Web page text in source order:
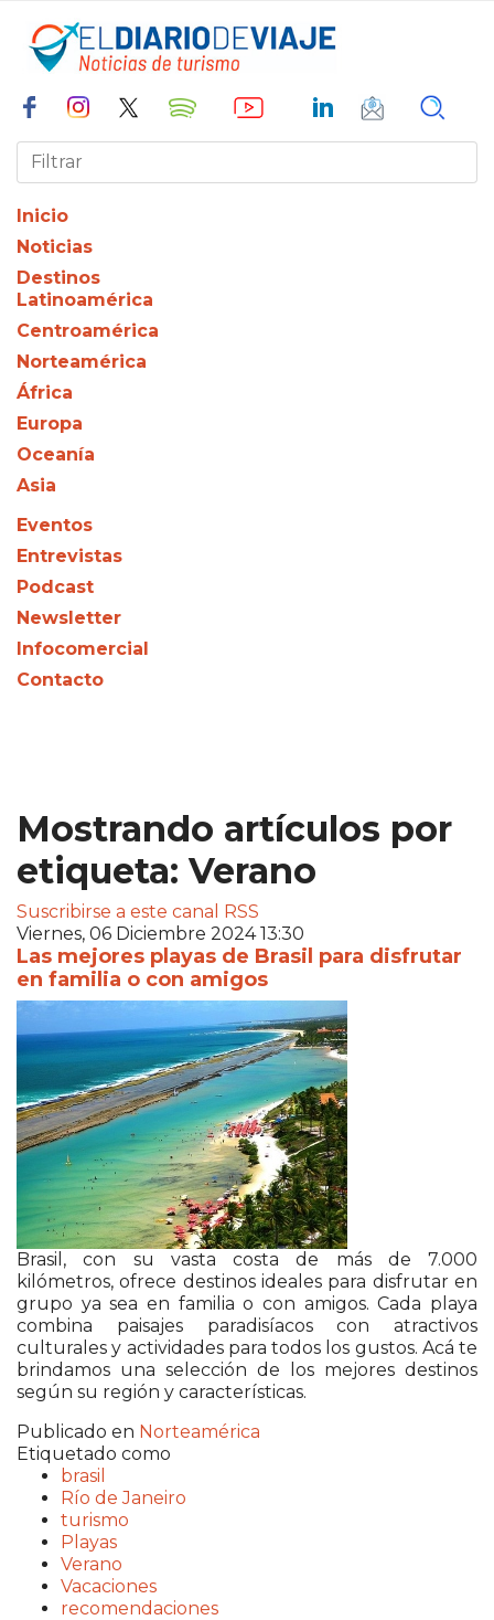
Inicio
Noticias
Destinos
Latinoamérica
Centroamérica
Norteamérica
África
Europa
Oceanía
Asia
Eventos
Entrevistas
Podcast
Newsletter
Infocomercial
Contacto
Mostrando artículos por
etiqueta: Verano
Suscribirse a este canal RSS
Viernes, 06 Diciembre 2024 13:30
Las mejores playas de Brasil para disfrutar
en familia o con amigos
Brasil, con su vasta costa de más de 7.000
kilómetros, ofrece destinos ideales para disfrutar en
grupo ya sea en familia o con amigos. Cada playa
combina paisajes paradisíacos con atractivos
culturales y actividades para todos los gustos. Acá te
brindamos una selección de los mejores destinos
según su región y características.
Publicado en Norteamérica
Etiquetado como
brasil
Río de Janeiro
turismo
Playas
Verano
Vacaciones
recomendaciones